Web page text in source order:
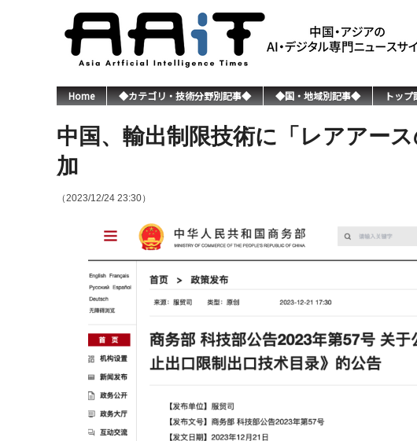
Home ◆カテゴリ・技術分野別記事◆ ◆国・地域別記事◆ トップ
中国、輸出制限技術に「レアアー
加
（2023/12/24 23:30）